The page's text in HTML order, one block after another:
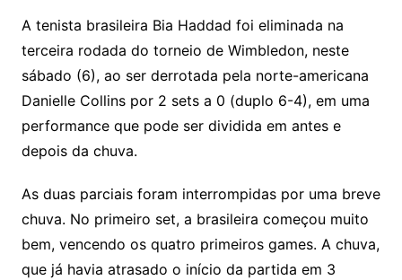
A tenista brasileira Bia Haddad foi eliminada na
terceira rodada do torneio de Wimbledon, neste
sábado (6), ao ser derrotada pela norte-americana
Danielle Collins por 2 sets a 0 (duplo 6-4), em uma
performance que pode ser dividida em antes e
depois da chuva.
As duas parciais foram interrompidas por uma breve
chuva. No primeiro set, a brasileira começou muito
bem, vencendo os quatro primeiros games. A chuva,
que já havia atrasado o início da partida em 3